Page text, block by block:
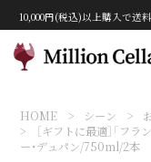
10,000円(税込)以上購入で送
HOME シーン
［ギフトに最適］「フ
ー・デュパン/750ml/2本